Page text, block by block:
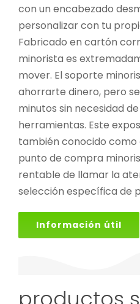
con un encabezado
personalizar con tu
Fabricado en cartón
minorista es
mover. El soporte
ahorrarte dinero, pero
minutos sin necesidad
herramientas. Este
también conocido
punto de compra
rentable de llamar la
selección específica de
Información útil